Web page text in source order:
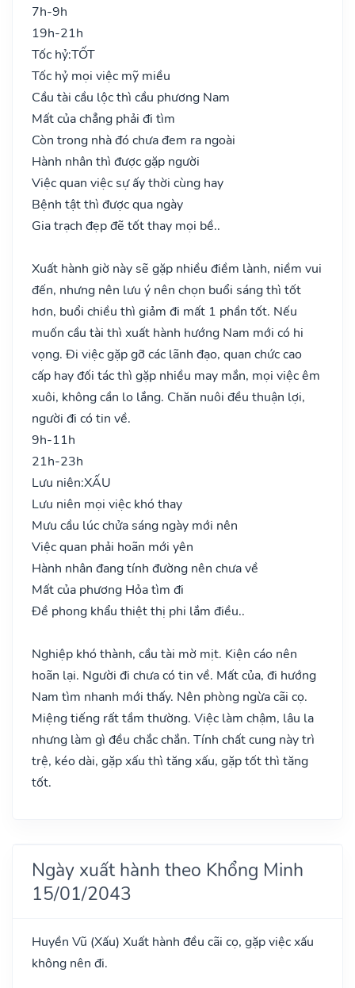
7h-9h
19h-21h
Tốc hỷ:TỐT
Tốc hỷ mọi việc mỹ miều
Cầu tài cầu lộc thì cầu phương Nam
Mất của chẳng phải đi tìm
Còn trong nhà đó chưa đem ra ngoài
Hành nhân thì được gặp người
Việc quan việc sự ấy thời cùng hay
Bệnh tật thì được qua ngày
Gia trạch đẹp đẽ tốt thay mọi bề..
Xuất hành giờ này sẽ gặp nhiều điềm lành, niềm vui
đến, nhưng nên lưu ý nên chọn buổi sáng thì tốt
hơn, buổi chiều thì giảm đi mất 1 phần tốt. Nếu
muốn cầu tài thì xuất hành hướng Nam mới có hi
vọng. Đi việc gặp gỡ các lãnh đạo, quan chức cao
cấp hay đối tác thì gặp nhiều may mắn, mọi việc êm
xuôi, không cần lo lắng. Chăn nuôi đều thuận lợi,
người đi có tin về.
9h-11h
21h-23h
Lưu niên:XẤU
Lưu niên mọi việc khó thay
Mưu cầu lúc chửa sáng ngày mới nên
Việc quan phải hoãn mới yên
Hành nhân đang tính đường nên chưa về
Mất của phương Hỏa tìm đi
Đề phong khẩu thiệt thị phi lắm điều..
Nghiệp khó thành, cầu tài mờ mịt. Kiện cáo nên
hoãn lại. Người đi chưa có tin về. Mất của, đi hướng
Nam tìm nhanh mới thấy. Nên phòng ngừa cãi cọ.
Miệng tiếng rất tầm thường. Việc làm chậm, lâu la
nhưng làm gì đều chắc chắn. Tính chất cung này trì
trệ, kéo dài, gặp xấu thì tăng xấu, gặp tốt thì tăng
tốt.
Ngày xuất hành theo Khổng Minh
15/01/2043
Huyền Vũ (Xấu) Xuất hành đều cãi cọ, gặp việc xấu
không nên đi.